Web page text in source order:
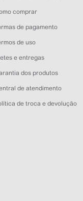
comprar
de pagamento
de uso
e entregas
dos produtos
de atendimento
de troca e devolução